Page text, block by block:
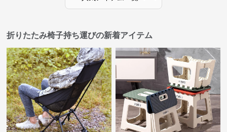
折りたたみ椅子持ち運びの新着アイテム